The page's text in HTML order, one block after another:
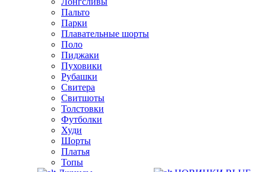
Пальто
Парки
Плавательные шорты
Поло
Пиджаки
Пуховики
Рубашки
Свитера
Свитшоты
Толстовки
Футболки
Худи
Шорты
Платья
Топы